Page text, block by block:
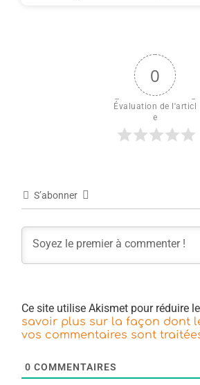
0
Évaluation de l'articl
e
S’abonner
Ce site utilise Akismet pour réduire
savoir plus sur la façon dont
vos commentaires sont
0 COMMENTAIRES